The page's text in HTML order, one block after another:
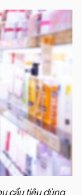
cầu tiêu dùng